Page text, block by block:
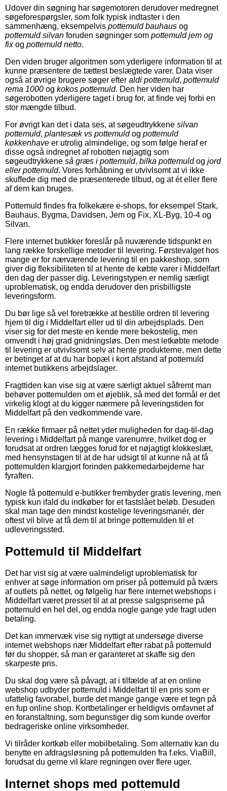
Udover din søgning har søgemotoren derudover medregnet
søgeforespørgsler, som folk typisk indtaster i den
sammenhæng, eksempelvis pottemuld bauhaus og
pottemuld silvan foruden søgninger som pottemuld jem og
fixog pottemuld netto.
Den viden bruger algoritmen som yderligere information til at
kunne præsentere de tættest beslægtede varer. Data viser
også at øvrige brugere søger efter aldi pottemuld, pottemuld
rema 1000 og kokos pottemuld. Den her viden har
søgerobotten yderligere taget i brug for, at finde vej forbi en
stor mængde tilbud.
For øvrigt kan det i data ses, at søgeudtrykkene silvan
pottemuld, plantesæk vs pottemuldog pottemuld
køkkenhave er utrolig almindelige, og som følge heraf er
disse også indregnet af robotten nøjagtig som
søgeudtrykkene så græs i pottemuld, bilka pottemuldog jord
eller pottemuld. Vores forhåbning er utvivlsomt at vi ikke
skuffede dig med de præsenterede tilbud, og at ét eller flere
af dem kan bruges.
Pottemuld findes fra folkekære e-shops, for eksempel Stark,
Bauhaus, Bygma, Davidsen, Jem og Fix, XL-Byg, 10-4 og
Silvan.
Flere internet butikker foreslår på nuværende tidspunkt en
lang række forskellige metoder til levering. Førstevalget hos
mange er for nærværende levering til en pakkeshop, som
giver dig fleksibiliteten til at hente de købte varer i Middelfart
den dag der passer dig. Leveringstypen er nemlig særligt
uproblematisk, og endda derudover den prisbilligste
leveringsform.
Du bør lige så vel foretrække at bestille ordren til levering
hjem til dig i Middelfart eller ud til din arbejdsplads. Den
viser sig for det meste en kende mere bekostelig, men
omvendt i høj grad gnidningsløs. Den mest letkøbte metode
til levering er utvivlsomt selv at hente produkterne, men dette
er betinget af at du har bopæl i kort afstand af pottemuld
internet butikkens arbejdslager.
Fragttiden kan vise sig at være særligt aktuel såfremt man
behøver pottemulden om et øjeblik, så med det formål er det
virkelig klogt at du kigger nærmere på leveringstiden for
Middelfart på den vedkommende vare.
En række firmaer på nettet yder muligheden for dag-til-dag
levering i Middelfart på mange varenumre, hvilket dog er
forudsat at ordren lægges forud for et nøjagtigt klokkeslæt,
med hensynstagen til at de har udsigt til at kunne nå at få
pottemulden klargjort forinden pakkemedarbejderne har
fyraften.
Nogle få pottemuld e-butikker frembyder gratis levering, men
typisk kun ifald du indkøber for et fastslået beløb. Desuden
skal man tage den mindst kostelige leveringsmanér, der
oftest vil blive at få dem til at bringe pottemulden til et
udleveringssted.
Pottemuld til Middelfart
Det har vist sig at være ualmindeligt uproblematisk for
enhver at søge information om priser på pottemuld på tværs
af outlets på nettet, og følgelig har flere internet webshops i
Middelfart været presset til at at presse salgspriserne på
pottemuld en hel del, og endda nogle gange yde fragt uden
betaling.
Det kan immervæk vise sig nyttigt at undersøge diverse
internet webshops nær Middelfart efter rabat på pottemuld
før du shopper, så man er garanteret at skaffe sig den
skarpeste pris.
Du skal dog være så påvagt, at i tilfælde af at en online
webshop udbyder pottemuld i Middelfart til en pris som er
ufattelig favorabel, burde det mange gange være et tegn på
en fup online shop. Kortbetalinger er heldigvis omfavnet af
en foranstaltning, som begunstiger dig som kunde overfor
bedrageriske online virksomheder.
Vi tilråder kortkøb eller mobilbetaling. Som alternativ kan du
benytte en afdragsløsning på pottemulden fra f.eks. ViaBill,
forudsat du gerne vil klare regningen over flere uger.
Internet shops med pottemuld